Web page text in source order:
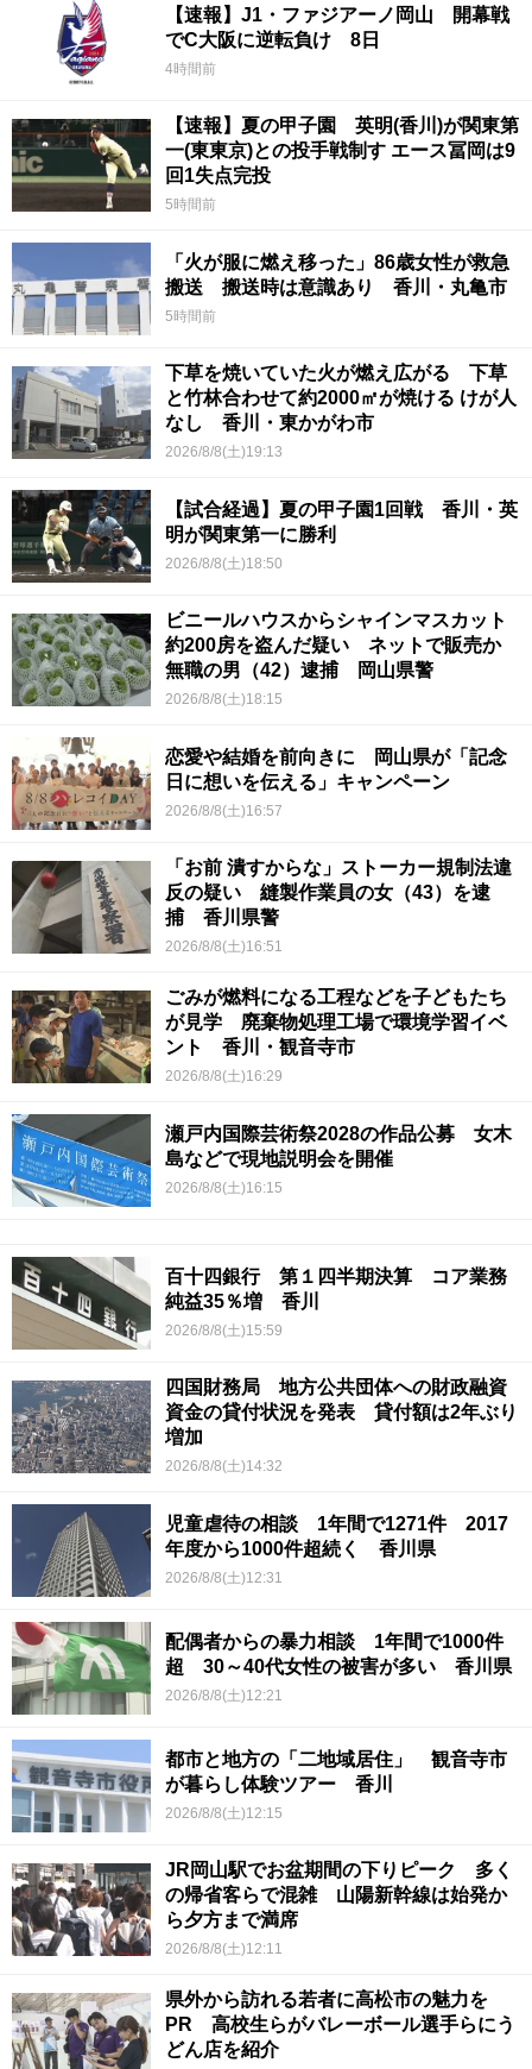
【速報】J1・ファジアーノ岡山 開幕戦
でC大阪に逆転負け 8日
4時間前
【速報】夏の甲子園 英明(香川)が関東第
一(東東京)との投手戦制す エース冨岡は9
回1失点完投
5時間前
「火が服に燃え移った」86歳女性が救急
搬送 搬送時は意識あり 香川・丸亀市
5時間前
下草を焼いていた火が燃え広がる 下草
と竹林合わせて約2000㎡が焼ける けが人
なし 香川・東かがわ市
2026/8/8(土)19:13
【試合経過】夏の甲子園1回戦 香川・英
明が関東第一に勝利
2026/8/8(土)18:50
ビニールハウスからシャインマスカット
約200房を盗んだ疑い ネットで販売か
無職の男（42）逮捕 岡山県警
2026/8/8(土)18:15
恋愛や結婚を前向きに 岡山県が「記念
日に想いを伝える」キャンペーン
2026/8/8(土)16:57
「お前 潰すからな」ストーカー規制法違
反の疑い 縫製作業員の女（43）を逮
捕 香川県警
2026/8/8(土)16:51
ごみが燃料になる工程などを子どもたち
が見学 廃棄物処理工場で環境学習イベ
ント 香川・観音寺市
2026/8/8(土)16:29
瀬戸内国際芸術祭2028の作品公募 女木
島などで現地説明会を開催
2026/8/8(土)16:15
百十四銀行 第１四半期決算 コア業務
純益35％増 香川
2026/8/8(土)15:59
四国財務局 地方公共団体への財政融資
資金の貸付状況を発表 貸付額は2年ぶり
増加
2026/8/8(土)14:32
児童虐待の相談 1年間で1271件 2017
年度から1000件超続く 香川県
2026/8/8(土)12:31
配偶者からの暴力相談 1年間で1000件
超 30～40代女性の被害が多い 香川県
2026/8/8(土)12:21
都市と地方の「二地域居住」 観音寺市
が暮らし体験ツアー 香川
2026/8/8(土)12:15
JR岡山駅でお盆期間の下りピーク 多く
の帰省客らで混雑 山陽新幹線は始発か
ら夕方まで満席
2026/8/8(土)12:11
県外から訪れる若者に高松市の魅力を
PR 高校生らがバレーボール選手らにう
どん店を紹介